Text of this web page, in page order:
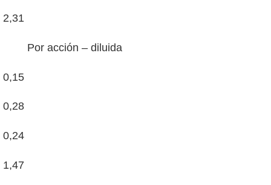
2,31
Por acción – diluida
0,15
0,28
0,24
1,47